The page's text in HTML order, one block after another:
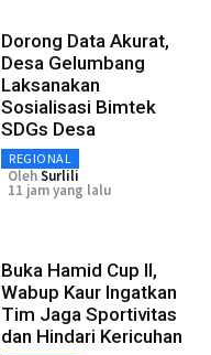
Dorong Data Akurat,
Desa Gelumbang
Laksanakan
Sosialisasi Bimtek
SDGs Desa
REGIONAL
OlehSurlili
11 jam yang lalu
Buka Hamid Cup II,
Wabup Kaur Ingatkan
Tim Jaga Sportivitas
dan Hindari Kericuhan